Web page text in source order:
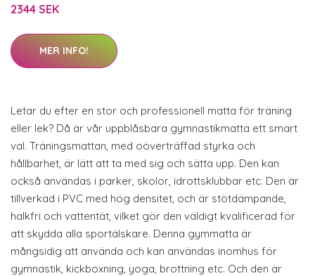
2344 SEK
MER INFO!
Letar du efter en stor och professionell matta för träning
eller lek? Då är vår uppblåsbara gymnastikmatta ett smart
val. Träningsmattan, med oöverträffad styrka och
hållbarhet, är lätt att ta med sig och sätta upp. Den kan
också användas i parker, skolor, idrottsklubbar etc. Den är
tillverkad i PVC med hög densitet, och är stötdämpande,
halkfri och vattentät, vilket gör den väldigt kvalificerad för
att skydda alla sportälskare. Denna gymmatta är
mångsidig att använda och kan användas inomhus för
gymnastik, kickboxning, yoga, brottning etc. Och den är